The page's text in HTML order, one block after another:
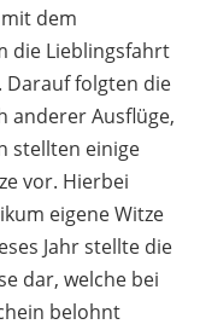
dem
die Lieblingsfahrt
Darauf folgten die
anderer Ausflüge,
stellten einige
vor. Hierbei
eigene Witze
Jahr stellte die
dar, welche bei
belohnt